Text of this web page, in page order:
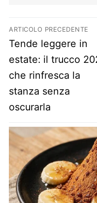
ARTICOLO PRECEDENTE
Previous post:
Tende leggere in
estate: il trucco
che rinfresca la
stanza senza
oscurarla